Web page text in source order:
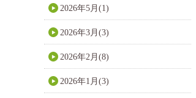
2026年5月(1)
2026年3月(3)
2026年2月(8)
2026年1月(3)